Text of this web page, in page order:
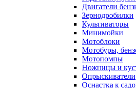
Двигатели
Зернодробилки
Культиваторы
Минимойки
Мотоблоки
Мотобуры,
Мотопомпы
Ножницы и
Опрыскиватели
Оснастка к